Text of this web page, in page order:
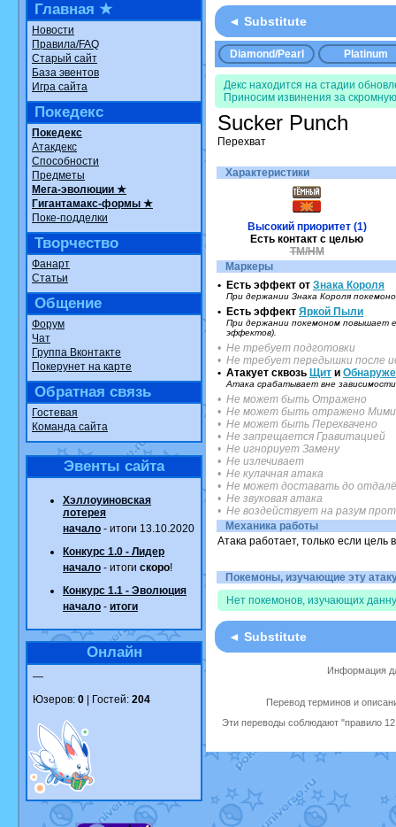
Главная ★
Новости
Правила/FAQ
Старый сайт
База эвентов
Игра сайта
Покедекс
Покедекс
Атакдекс
Способности
Предметы
Мега-эволюции ★
Гигантамакс-формы ★
Поке-подделки
Творчество
Фанарт
Статьи
Общение
Форум
Чат
Группа Вконтакте
Покерунет на карте
Обратная связь
Гостевая
Команда сайта
Эвенты сайта
Хэллоуиновская
лотерея
начало - итоги 13.10.2020
Конкурс 1.0 - Лидер
начало - итоги скоро!
Конкурс 1.1 - Эволюция
начало - итоги
Онлайн
—
Юзеров: 0 | Гостей: 204
◄ Substitute
Diamond/Pearl Platinum
Декс находится на стадии
Приносим извинения за
Sucker Punch
Перехват
Характеристики
Высокий приоритет (1)
Есть контакт с целью
TM/HM
Маркеры
• Есть эффект от Знака Короля
При держании Знака Короля
• Есть эффект Яркой Пыли
При держании покемоном повышает
эффектов).
• Не требует подготовки
• Не требует передышки после
• Атакует сквозь Щит и
Атака срабатывает вне
• Не может быть Отражено
• Не может быть отражено
• Не может быть Перехвачено
• Не запрещается Гравитацией
• Не игнориует Замену
• Не излечивает
• Не кулачная атака
• Не может доставать до
• Не звуковая атака
• Не воздействует на разум
Механика работы
Атака работает, только если
Покемоны, изучающие эту
Нет покемонов, изучающих
◄ Substitute
Информация
Перевод терминов и
Эти переводы соблюдают "правило 12